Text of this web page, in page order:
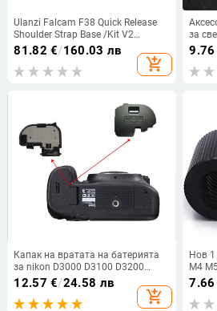
Ulanzi Falcam F38 Quick Release
Shoulder Strap Base /Kit V2
Съвместим с F38 PD Fotopro PGY
Quick Release Plate
81.82 €/160.03 лв
add_shopping_cart
за
9.76
Капак на вратата на батерията
за nikon D3000 D3100 D3200
D3300 D400 D40 D50 D60 D80 D90
D7000 D7100 D200 D300 D300S
D700 Ремонт на фотоапарат
12.57 €/24.58 лв
add_shopping_cart
Нов 1
M4
7.66